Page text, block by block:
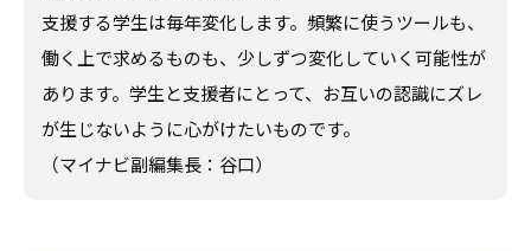
支援する学生は毎年変化します。頻繁に使うツールも、
働く上で求めるものも、少しずつ変化していく可能性が
あります。学生と支援者にとって、お互いの認識にズレ
が生じないように心がけたいものです。
（マイナビ副編集長：谷口）